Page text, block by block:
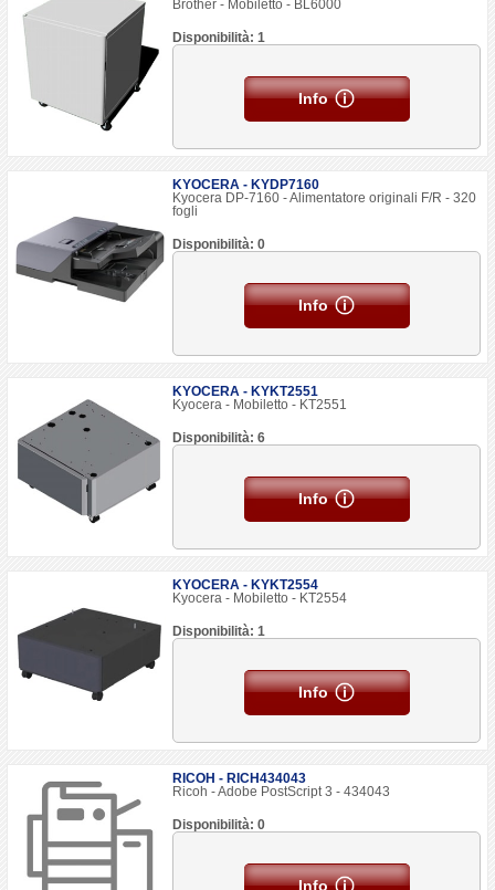
Brother - Mobiletto - BL6000
Disponibilità: 1
Info
KYOCERA - KYDP7160
Kyocera DP-7160 - Alimentatore originali F/R - 320
fogli
Disponibilità: 0
Info
KYOCERA - KYKT2551
Kyocera - Mobiletto - KT2551
Disponibilità: 6
Info
KYOCERA - KYKT2554
Kyocera - Mobiletto - KT2554
Disponibilità: 1
Info
RICOH - RICH434043
Ricoh - Adobe PostScript 3 - 434043
Disponibilità: 0
Info